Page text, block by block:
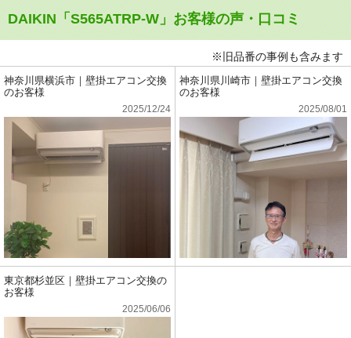
DAIKIN「S565ATRP-W」お客様の声・口コミ
※旧品番の事例も含みます
神奈川県横浜市｜壁掛エアコン交換
のお客様
2025/12/24
神奈川県川崎市｜壁掛エアコン交換
のお客様
2025/08/01
東京都杉並区｜壁掛エアコン交換の
お客様
2025/06/06